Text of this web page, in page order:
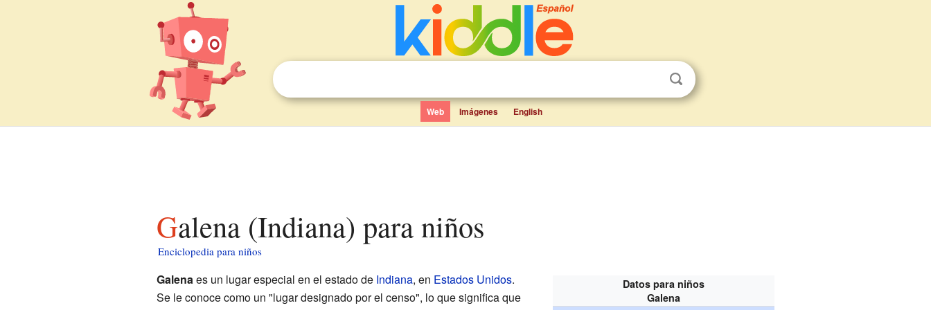
Web Imágenes English
Galena (Indiana) para niños
Enciclopedia para niños
Datos para niños
Galena
Galenaes un lugar especial en el estado de Indiana, en Estados Unidos.
Se le conoce como un "lugar designado por el censo", lo que significa que